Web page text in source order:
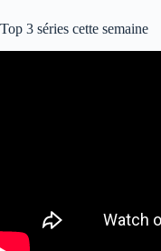
Top 3 séries cette semaine